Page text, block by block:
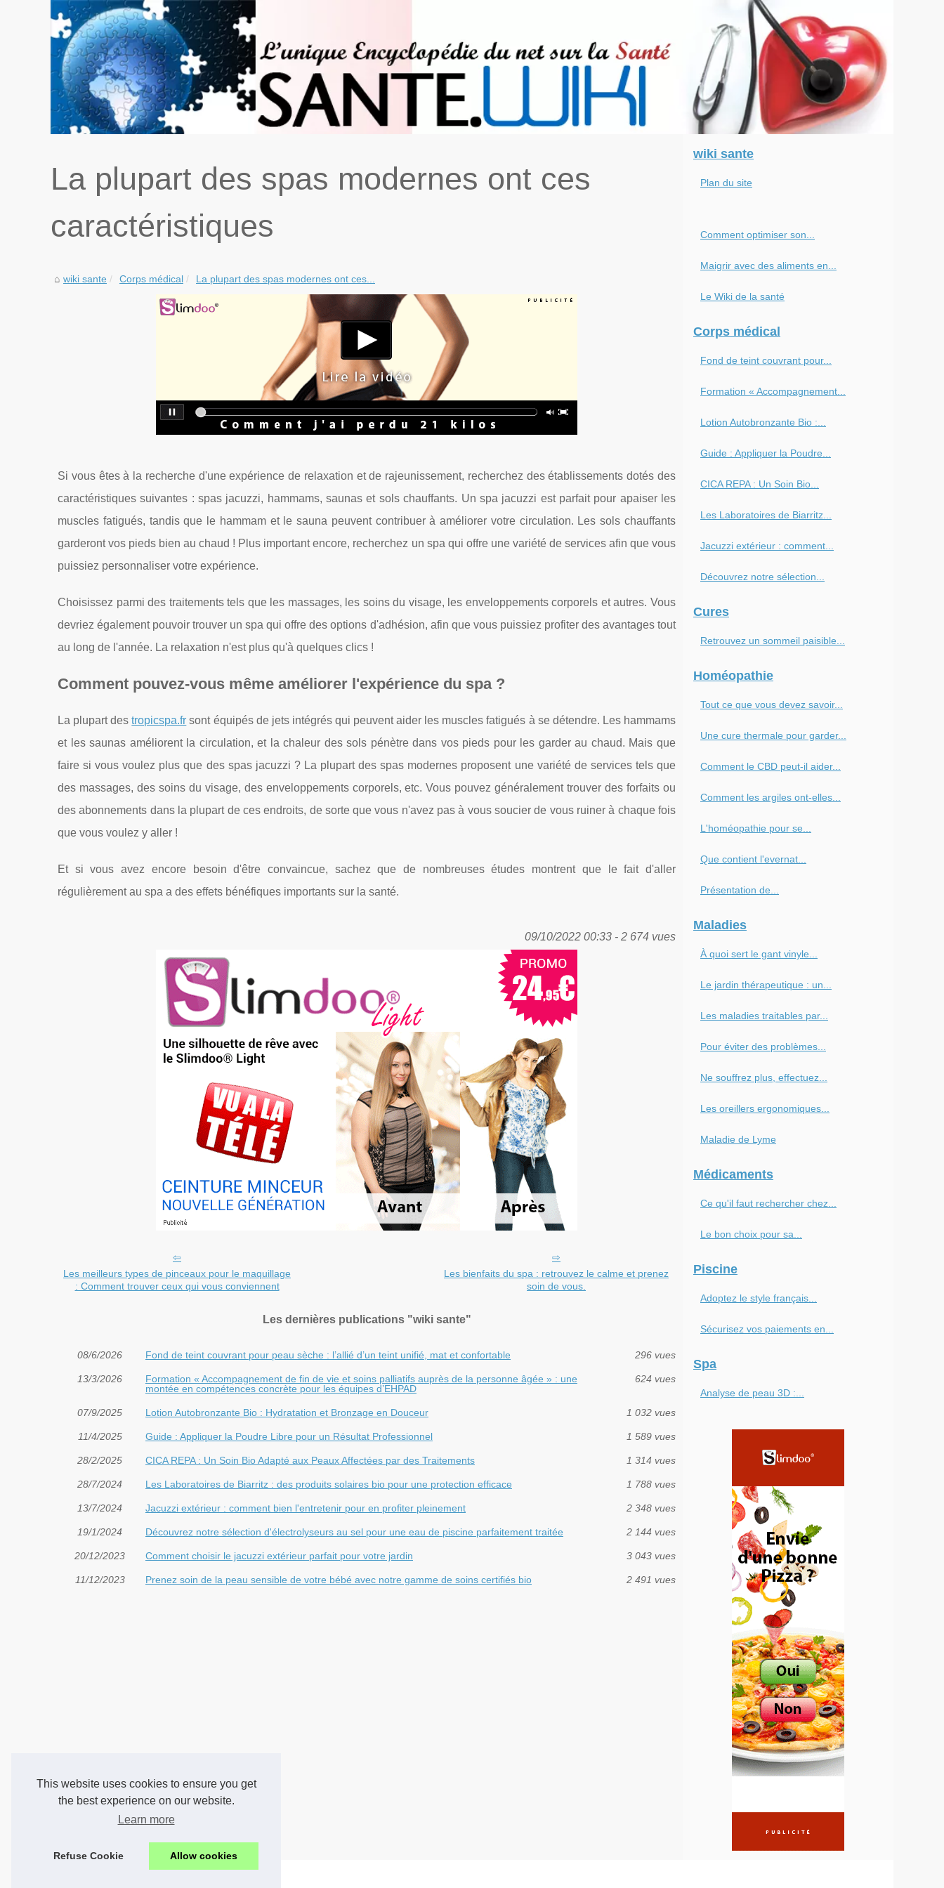
This website uses cookies to ensure you get
the best experience on our website.
Learn more
Refuse Cookie Allow cookies
La plupart des spas modernes ont ces
caractéristiques
wiki sante Corps médical La plupart des spas modernes ont ces...
Si vous êtes à la recherche d'une expérience de relaxation et de rajeunissement, recherchez des établissements dotés des
caractéristiques suivantes : spas jacuzzi, hammams, saunas et sols chauffants. Un spa jacuzzi est parfait pour apaiser les
muscles fatigués, tandis que le hammam et le sauna peuvent contribuer à améliorer votre circulation. Les sols chauffants
garderont vos pieds bien au chaud ! Plus important encore, recherchez un spa qui offre une variété de services afin que vous
puissiez personnaliser votre expérience.
Choisissez parmi des traitements tels que les massages, les soins du visage, les enveloppements corporels et autres. Vous
devriez également pouvoir trouver un spa qui offre des options d'adhésion, afin que vous puissiez profiter des avantages tout
au long de l'année. La relaxation n'est plus qu'à quelques clics !
Comment pouvez-vous même améliorer l'expérience du spa ?
La plupart destropicspa.fr sont équipés de jets intégrés qui peuvent aider les muscles fatigués à se détendre. Les hammams
et les saunas améliorent la circulation, et la chaleur des sols pénètre dans vos pieds pour les garder au chaud. Mais que
faire si vous voulez plus que des spas jacuzzi ? La plupart des spas modernes proposent une variété de services tels que
des massages, des soins du visage, des enveloppements corporels, etc. Vous pouvez généralement trouver des forfaits ou
des abonnements dans la plupart de ces endroits, de sorte que vous n'avez pas à vous soucier de vous ruiner à chaque fois
que vous voulez y aller !
Et si vous avez encore besoin d'être convaincue, sachez que de nombreuses études montrent que le fait d'aller
régulièrement au spa a des effets bénéfiques importants sur la santé.
09/10/2022 00:33 - 2 674 vues
Les meilleurs types de pinceaux pour le maquillage
: Comment trouver ceux qui vous conviennent
Les bienfaits du spa : retrouvez le calme et prenez
soin de vous.
Les dernières publications "wiki sante"
08/6/2026 Fond de teint couvrant pour peau sèche : l’allié d’un teint unifié, mat et confortable 296 vues
13/3/2026
Formation « Accompagnement de fin de vie et soins palliatifs auprès de la personne âgée » : une
montée en compétences concrète pour les équipes d’EHPAD
624 vues
07/9/2025 Lotion Autobronzante Bio : Hydratation et Bronzage en Douceur 1 032 vues
11/4/2025 Guide : Appliquer la Poudre Libre pour un Résultat Professionnel 1 589 vues
28/2/2025 CICA REPA : Un Soin Bio Adapté aux Peaux Affectées par des Traitements 1 314 vues
28/7/2024 Les Laboratoires de Biarritz : des produits solaires bio pour une protection efficace 1 788 vues
13/7/2024 Jacuzzi extérieur : comment bien l'entretenir pour en profiter pleinement 2 348 vues
19/1/2024 Découvrez notre sélection d'électrolyseurs au sel pour une eau de piscine parfaitement traitée 2 144 vues
20/12/2023 Comment choisir le jacuzzi extérieur parfait pour votre jardin 3 043 vues
11/12/2023 Prenez soin de la peau sensible de votre bébé avec notre gamme de soins certifiés bio 2 491 vues
wiki sante
Plan du site
Comment optimiser son...
Maigrir avec des aliments en...
Le Wiki de la santé
Corps médical
Fond de teint couvrant pour...
Formation « Accompagnement...
Lotion Autobronzante Bio :...
Guide : Appliquer la Poudre...
CICA REPA : Un Soin Bio...
Les Laboratoires de Biarritz...
Jacuzzi extérieur : comment...
Découvrez notre sélection...
Cures
Retrouvez un sommeil paisible...
Homéopathie
Tout ce que vous devez savoir...
Une cure thermale pour garder...
Comment le CBD peut-il aider...
Comment les argiles ont-elles...
L'homéopathie pour se...
Que contient l'evernat...
Présentation de...
Maladies
À quoi sert le gant vinyle...
Le jardin thérapeutique : un...
Les maladies traitables par...
Pour éviter des problèmes...
Ne souffrez plus, effectuez...
Les oreillers ergonomiques...
Maladie de Lyme
Médicaments
Ce qu'il faut rechercher chez...
Le bon choix pour sa...
Piscine
Adoptez le style français...
Sécurisez vos paiements en...
Spa
Analyse de peau 3D :...